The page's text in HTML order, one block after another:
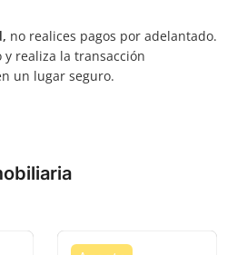
no realices pagos por adelantado.
y realiza la transacción
un lugar seguro.